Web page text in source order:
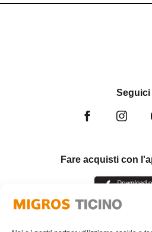
Seguici
Fare acquisti con